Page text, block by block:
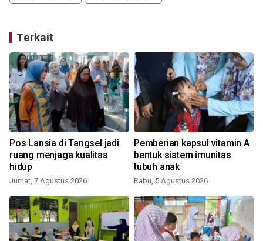
Terkait
Pos Lansia di Tangsel jadi
ruang menjaga kualitas
hidup
Jumat, 7 Agustus 2026
Pemberian kapsul vitamin A
bentuk sistem imunitas
tubuh anak
Rabu, 5 Agustus 2026